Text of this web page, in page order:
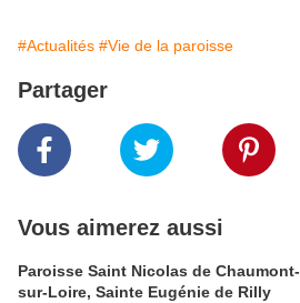
#Actualités #Vie de la paroisse
Partager
Vous aimerez aussi
Paroisse Saint Nicolas de Chaumont-
sur-Loire, Sainte Eugénie de Rilly